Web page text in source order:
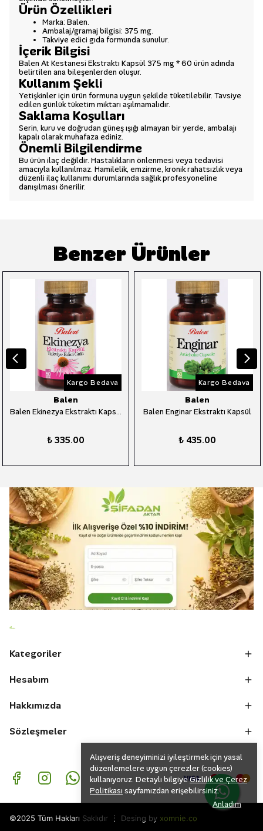
Alışveriş deneyiminizi iyileştirmek için yasal
düzenlemelere uygun çerezler (cookies)
kullanıyoruz. Detaylı bilgiyeGizlilik ve Çerez
Politikası sayfamızdan erişebilirsiniz.
Anladım
Ürün Özellikleri
Marka: Balen.
Ambalaj/gramaj bilgisi: 375 mg.
Takviye edici gıda formunda sunulur.
İçerik Bilgisi
Balen At Kestanesi Ekstraktı Kapsül 375 mg * 60 ürün adında
belirtilen ana bileşenlerden oluşur.
Kullanım Şekli
Yetişkinler için ürün formuna uygun şekilde tüketilebilir. Tavsiye
edilen günlük tüketim miktarı aşılmamalıdır.
Saklama Koşulları
Serin, kuru ve doğrudan güneş ışığı almayan bir yerde, ambalajı
kapalı olarak muhafaza ediniz.
Önemli Bilgilendirme
Bu ürün ilaç değildir. Hastalıkların önlenmesi veya tedavisi
amacıyla kullanılmaz. Hamilelik, emzirme, kronik rahatsızlık veya
düzenli ilaç kullanımı durumlarında sağlık profesyoneline
danışılması önerilir.
Benzer Ürünler
Kargo Bedava
Balen
Balen Ekinezya Ekstraktı Kapsül
₺ 335.00
Kargo Bedava
Balen
Balen Enginar Ekstraktı Kapsül
₺ 435.00
Kategoriler
Hesabım
Hakkımızda
Sözleşmeler
©2025 Tüm Hakları Saklıdır ⋮ Desing by xomnie.co